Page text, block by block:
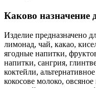
Каково назначение
Изделие предназначено
лимонад, чай, какао,
ягодные напитки,
напитки, сангрия,
коктейли,
кокосове молоко,